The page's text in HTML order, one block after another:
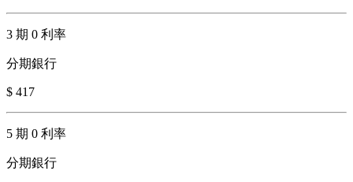
3 期 0 利率
分期銀行
$ 417
5 期 0 利率
分期銀行